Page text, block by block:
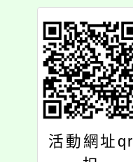
活動網址qr